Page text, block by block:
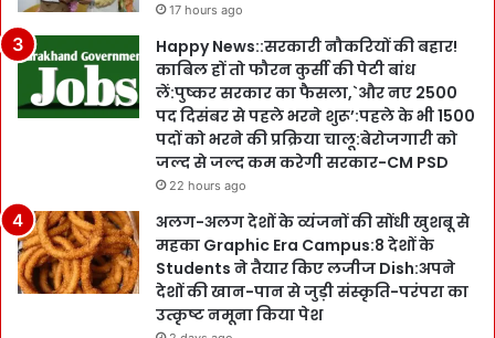
17 hours ago
Happy News::सरकारी नौकरियों की बहार!
काबिल हों तो फौरन कुर्सी की पेटी बांध
लें:पुष्कर सरकार का फैसला,`और नए 2500
पद दिसंबर से पहले भरने शुरू’:पहले के भी 1500
पदों को भरने की प्रक्रिया चालू:बेरोजगारी को
जल्द से जल्द कम करेगी सरकार-CM PSD
22 hours ago
अलग-अलग देशों के व्यंजनों की सोंधी खुशबू से
महका Graphic Era Campus:8 देशों के
Students ने तैयार किए लजीज Dish:अपने
देशों की खान-पान से जुड़ी संस्कृति-परंपरा का
उत्कृष्ट नमूना किया पेश